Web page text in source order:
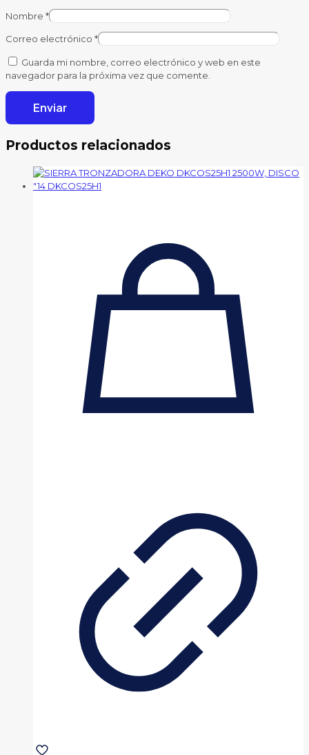
Nombre *
Correo electrónico *
Guarda mi nombre, correo electrónico y web en este
navegador para la próxima vez que comente.
Productos relacionados